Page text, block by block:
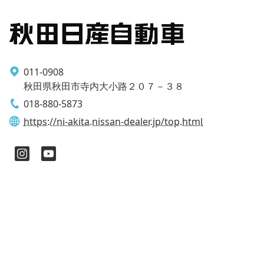
011-0908
秋田県秋田市寺内大小路２０７－３８
018-880-5873
https://ni-akita.nissan-dealer.jp/top.html